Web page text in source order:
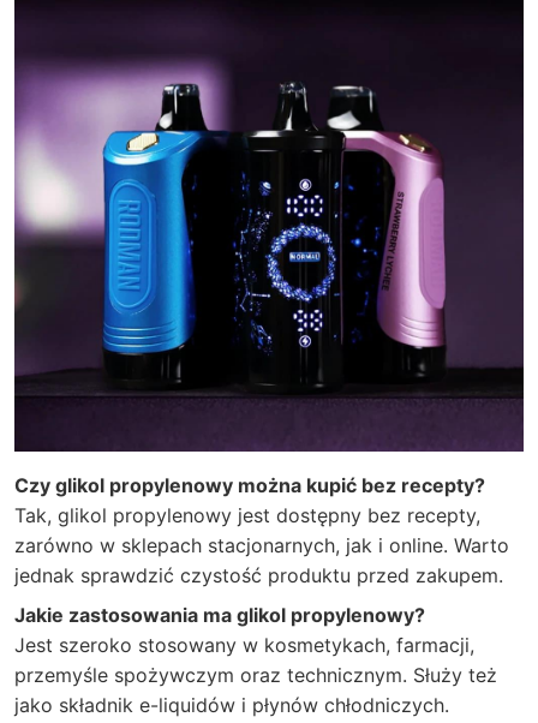
Czy glikol propylenowy można kupić bez recepty?
Tak, glikol propylenowy jest dostępny bez recepty,
zarówno w sklepach stacjonarnych, jak i online. Warto
jednak sprawdzić czystość produktu przed zakupem.
Jakie zastosowania ma glikol propylenowy?
Jest szeroko stosowany w kosmetykach, farmacji,
przemyśle spożywczym oraz technicznym. Służy też
jako składnik e-liquidów i płynów chłodniczych.